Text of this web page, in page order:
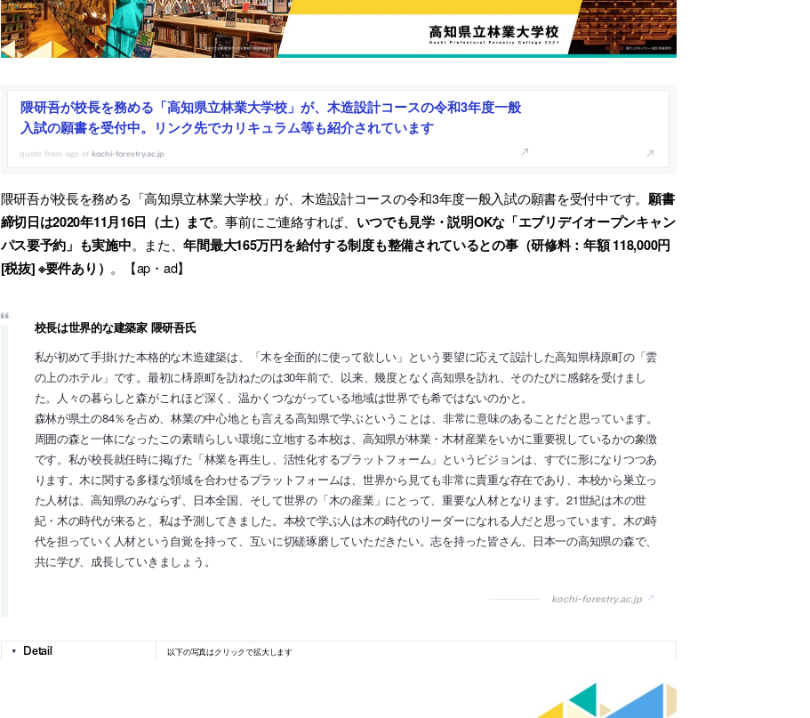
隈研吾が校長を務める「高知県立林業大学校」が、木造設計コースの令和3年度一般
入試の願書を受付中。リンク先でカリキュラム等も紹介されています
kochi-forestry.ac.jp
隈研吾が校長を務める「高知県立林業大学校」が、木造設計コースの令和3年度一般入試の願書を受付中です。願書
締切日は2020年11月16日（土）まで。事前にご連絡すれば、 いつでも見学・説明OKな「エブリデイオープンキャン
パス要予約」も実施中。また、年間最大165万円を給付する制度も整備されているとの事（研修料：年額 118,000円
[税抜] ※要件あり） 。【ap・ad】
校長は世界的な建築家 隈研吾氏
私が初めて手掛けた本格的な木造建築は、「木を全面的に使って欲しい」という要望に応えて設計した高知県梼原町の「雲
の上のホテル」です。最初に梼原町を訪ねたのは30年前で、以来、幾度となく高知県を訪れ、そのたびに感銘を受けまし
た。人々の暮らしと森がこれほど深く、温かくつながっている地域は世界でも希ではないのかと。
森林が県土の84％を占め、林業の中心地とも言える高知県で学ぶということは、非常に意味のあることだと思っています。
周囲の森と一体になったこの素晴らしい環境に立地する本校は、高知県が林業・木材産業をいかに重要視しているかの象徴
です。私が校長就任時に掲げた「林業を再生し、活性化するプラットフォーム」というビジョンは、すでに形になりつつあ
ります。木に関する多様な領域を合わせるプラットフォームは、世界から見ても非常に貴重な存在であり、本校から巣立っ
た人材は、高知県のみならず、日本全国、そして世界の「木の産業」にとって、重要な人材となります。21世紀は木の世
紀・木の時代が来ると、私は予測してきました。本校で学ぶ人は木の時代のリーダーになれる人だと思っています。木の時
代を担っていく人材という自覚を持って、互いに切磋琢磨していただきたい。志を持った皆さん、日本一の高知県の森で、
共に学び、成長していきましょう。
kochi-forestry.ac.jp
以下の写真はクリックで拡大します